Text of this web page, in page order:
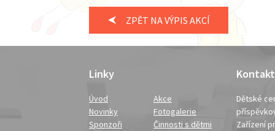
ZPĚT NA VÝPIS AKCÍ
Linky
Úvod
Akce
Novinky
Fotogalerie
Sponzoři
Činnosti s dětmi
Kontakt
Dětské
Zařízení